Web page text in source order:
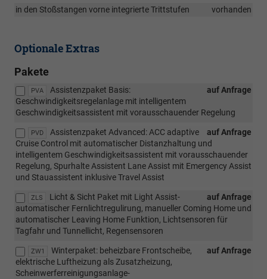
in den Stoßstangen vorne integrierte Trittstufen vorhanden
Optionale Extras
Pakete
PVA auf Anfrage
Assistenzpaket Basis:
Geschwindigkeitsregelanlage mit intelligentem
Geschwindigkeitsassistent mit vorausschauender Regelung
PVD auf Anfrage
Assistenzpaket Advanced: ACC adaptive
Cruise Control mit automatischer Distanzhaltung und
intelligentem Geschwindigkeitsassistent mit vorausschauender
Regelung, Spurhalte Assistent Lane Assist mit Emergency Assist
und Stauassistent inklusive Travel Assist
ZLS auf Anfrage
Licht & Sicht Paket mit Light Assist-
automatischer Fernlichtregulirung, manueller Coming Home und
automatischer Leaving Home Funktion, Lichtsensoren für
Tagfahr und Tunnellicht, Regensensoren
ZW1 auf Anfrage
Winterpaket: beheizbare Frontscheibe,
elektrische Luftheizung als Zusatzheizung,
Scheinwerferreinigungsanlage-